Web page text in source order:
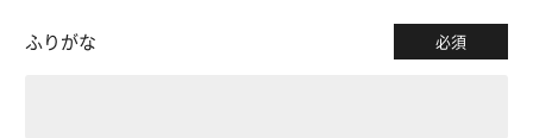
ふりがな 必須